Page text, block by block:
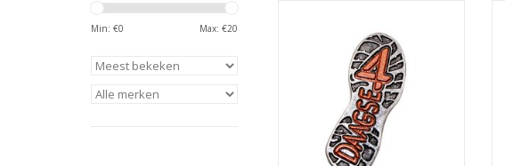
Min: €0 Max: €20
TOEVOEGEN AAN WINKELWAGEN